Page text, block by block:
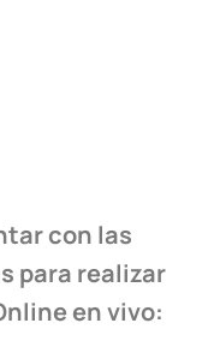
con las
para realizar
en vivo: